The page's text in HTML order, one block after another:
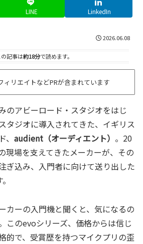
LINE LinkedIn
2026.06.08
の記事は約18分で読めます。
ィリエイトなどPRが含まれています
のアビーロード・スタジオをはじ
タジオに導入されてきた、イギリス
audient（オーディエント） 。20
現場を支えてきたメーカーが、その
ぎ込み、入門者に向けて送り出した
カーの入門機と聞くと、気になるの
このevoシリーズ、価格からは信じ
的で、受賞歴を持つマイクプリの歪